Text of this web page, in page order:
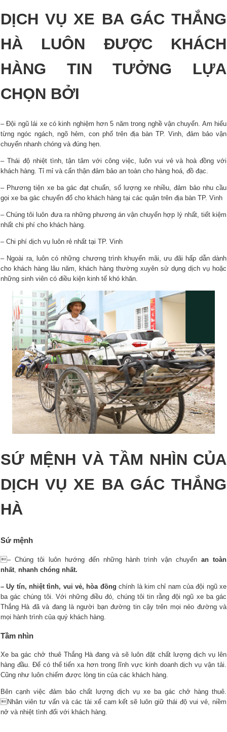
DỊCH VỤ XE BA GÁC THẮNG
HÀ LUÔN ĐƯỢC KHÁCH
HÀNG TIN TƯỞNG LỰA
CHỌN BỞI
– Đội ngũ lái xe có kinh nghiệm hơn 5 năm trong nghề vận chuyển. Am hiểu
từng ngóc ngách, ngõ hẻm, con phố trên địa bàn TP. Vinh, đảm bảo vận
chuyển nhanh chóng và đúng hẹn.
– Thái độ nhiệt tình, tận tâm với công việc, luôn vui vẻ và hoà đồng với
khách hàng. Tỉ mỉ và cẩn thận đảm bảo an toàn cho hàng hoá, đồ đạc.
– Phương tiện xe ba gác đạt chuẩn, số lượng xe nhiều, đảm bảo nhu cầu
gọi xe ba gác chuyển đổ cho khách hàng tại các quận trên địa bàn TP. Vinh
– Chúng tôi luôn đưa ra những phương án vận chuyển hợp lý nhất, tiết kiệm
nhất chi phí cho khách hàng.
– Chi phí dịch vụ luôn rẻ nhất tại TP. Vinh
– Ngoài ra, luôn có những chương trình khuyến mãi, ưu đãi hấp dẫn dành
cho khách hàng lâu năm, khách hàng thường xuyên sử dụng dịch vụ hoặc
những sinh viên có điều kiện kinh tế khó khăn.
SỨ MỆNH VÀ TẦM NHÌN CỦA
DỊCH VỤ XE BA GÁC THẮNG
HÀ
Sứ mệnh
– Chúng tôi luôn hướng đến những hành trình vận chuyển an toàn
nhất nhanh chóng nhất.
– Uy tín, nhiệt tình, vui vẻ, hòa đồng chính là kim chỉ nam của đội ngũ xe
ba gác chúng tôi. Với những điều đó, chúng tôi tin rằng đội ngũ xe ba gác
Thắng Hà đã và đang là người bạn đường tin cậy trên mọi nẻo đường và
mọi hành trình của quý khách hàng.
Tầm nhìn
Xe ba gác chở thuê Thắng Hà đang và sẽ luôn đặt chất lượng dịch vụ lên
hàng đầu. Để có thể tiến xa hơn trong lĩnh vực kinh doanh dịch vụ vận tải.
Cũng như luôn chiếm được lòng tin của các khách hàng.
Bên cạnh việc đảm bảo chất lượng dịch vụ xe ba gác chở hàng thuê.
Nhân viên tư vấn và các tài xế cam kết sẽ luôn giữ thái độ vui vẻ, niềm
nở và nhiệt tình đối với khách hàng.